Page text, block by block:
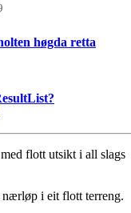
høgda retta
flott utsikt i all slags
i eit flott terreng.